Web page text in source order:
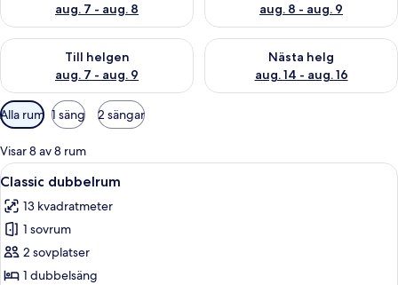
aug. 7 - aug. 8
aug. 8 - aug. 9
Till helgen
aug. 7 - aug. 9
Kontrollera tillgängligheten för den här helgen aug. 7 - aug. 9
Nästa helg
aug. 14 - aug. 16
Kontrollera tillgängligheten
Tillgängliga
filter
för
rum
Alla rum 1 säng 2 sängar
Visar 8 av 8 rum
Öppna
alla
foton
för
Classic
dubbelrum
Ett hotellrum med en stor säng, två
4
Classic dubbelrum
13 kvadratmeter
1 sovrum
2 sovplatser
1 dubbelsäng